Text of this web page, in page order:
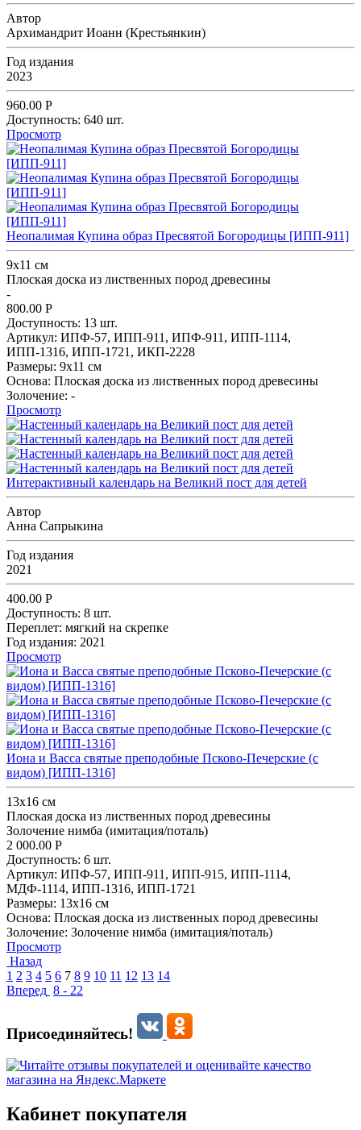
Автор
Архимандрит Иоанн (Крестьянкин)
Год издания
2023
960.00 Р
Доступность: 640 шт.
Просмотр
Неопалимая Купина образ Пресвятой Богородицы [ИПП-911]
9х11 см
Плоская доска из лиственных пород древесины
-
800.00 Р
Доступность: 13 шт.
Артикул: ИПФ-57, ИПП-911, ИПФ-911, ИПП-1114,
ИПП-1316, ИПП-1721, ИКП-2228
Размеры: 9х11 см
Основа: Плоская доска из лиственных пород древесины
Золочение: -
Просмотр
Интерактивный календарь на Великий пост для детей
Автор
Анна Сапрыкина
Год издания
2021
400.00 Р
Доступность: 8 шт.
Переплет: мягкий на скрепке
Год издания: 2021
Просмотр
Иона и Васса святые преподобные Псково-Печерские (с
видом) [ИПП-1316]
13x16 см
Плоская доска из лиственных пород древесины
Золочение нимба (имитация/поталь)
2 000.00 Р
Доступность: 6 шт.
Артикул: ИПФ-57, ИПП-911, ИПП-915, ИПП-1114,
МДФ-1114, ИПП-1316, ИПП-1721
Размеры: 13x16 см
Основа: Плоская доска из лиственных пород древесины
Золочение: Золочение нимба (имитация/поталь)
Просмотр
Назад
1 2 3 4 5 6 7 8 9 10 11 12 13 14
Вперед 8 - 22
Присоединяйтесь!
Кабинет покупателя